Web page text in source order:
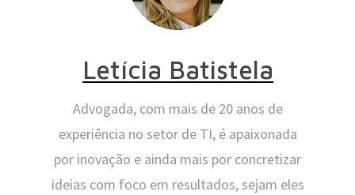
Letícia Batistela
Advogada, com mais de 20 anos de
experiência no setor de TI, é apaixonada
por inovação e ainda mais por concretizar
ideias com foco em resultados, sejam eles